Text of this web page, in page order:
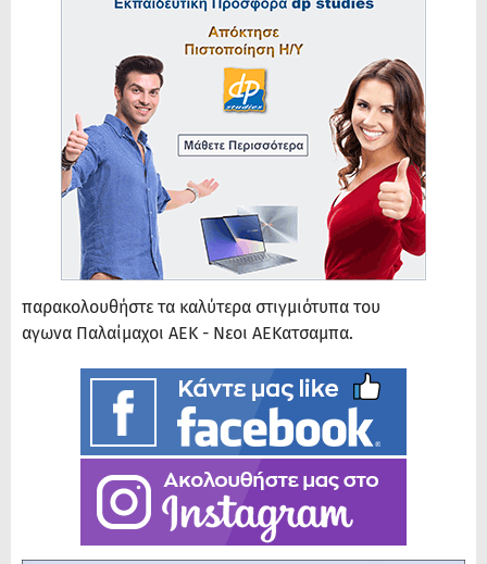
παρακολουθήστε τα καλύτερα στιγμιότυπα του
αγωνα Παλαίμαχοι ΑΕΚ - Νεοι ΑΕΚατσαμπα.